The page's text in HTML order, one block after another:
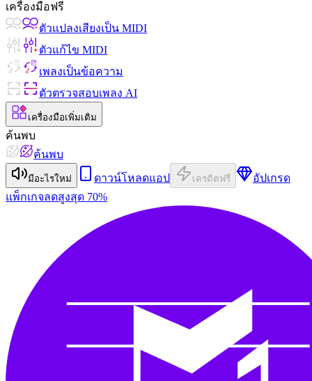
เครื่องมือฟรี
ตัวแปลงเสียงเป็น MIDI
ตัวแก้ไข MIDI
เพลงเป็นข้อความ
ตัวตรวจสอบเพลง AI
เครื่องมือเพิ่มเติม
ค้นพบ
ค้นพบ
มีอะไรใหม่ ดาวน์โหลดแอป เครดิตฟรี
อัปเกรด
แพ็กเกจลดสูงสุด 70%